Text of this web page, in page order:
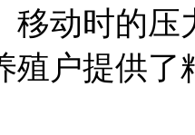
移动时的压
殖户提供了